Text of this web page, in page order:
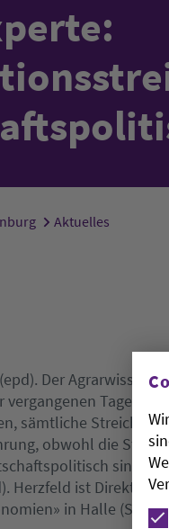
Aktuelles
Der
Tage
sämtliche
obwohl die
Herzfeld ist Direktor
in Halle (Saale).